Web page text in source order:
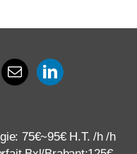
75€~95€ H.T. /h /h